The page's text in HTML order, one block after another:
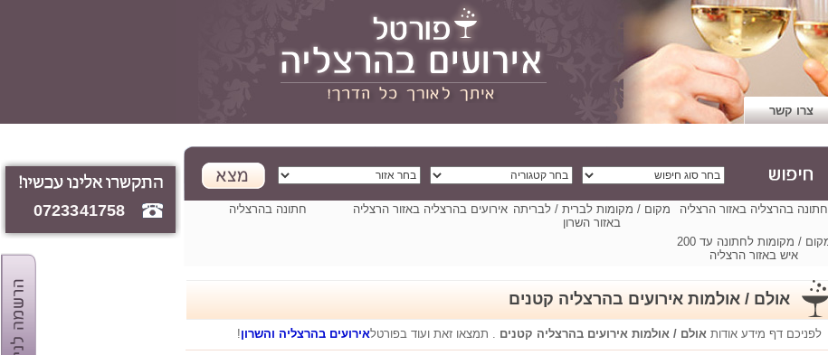
0723341758
צרו קשר
חתונה בהרצליה באזור הרצליה
מקום / מקומות לברית / לבריתה
באזור השרון
אירועים בהרצליה באזור הרצליה חתונה בהרצליה
מקום / מקומות לחתונה עד 200
איש באזור הרצליה
אולם / אולמות אירועים בהרצליה קטנים
לפניכם דף מידע אודותאולם / אולמות אירועים בהרצליה קטנים . תמצאו זאת ועוד בפורטלאירועים בהרצליה והשרון!